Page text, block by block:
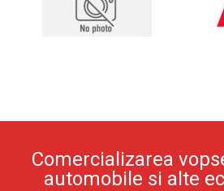
Comercializarea
automobile si alte